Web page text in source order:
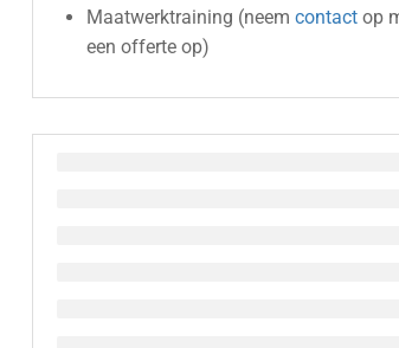
Maatwerktraining (neem contact op
een offerte op)